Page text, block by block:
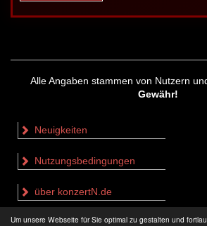
Um unsere Webseite für Sie optimal zu gestalten und
Alle Angaben stammen von Nutzern
Gewähr!
Neuigkeiten
Nutzungsbedingungen
über konzertN.de
Impressum & Datenschutz